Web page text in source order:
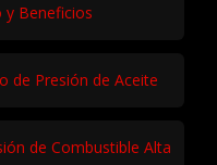
y Beneficios
de Presión de Aceite
de Combustible Alta